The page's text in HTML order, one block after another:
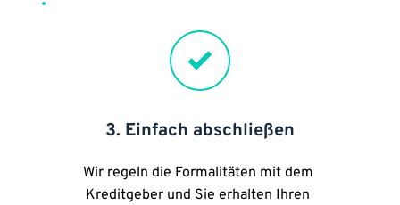
3. Einfach abschließen
Wir regeln die Formalitäten mit dem
Kreditgeber und Sie erhalten Ihren